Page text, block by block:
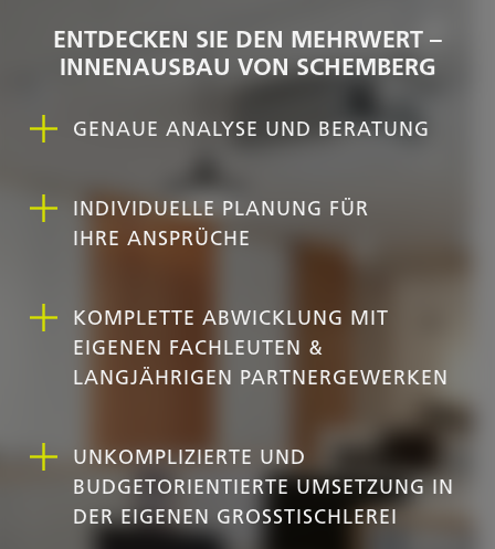
ENTDECKEN SIE DEN MEHRWERT –
INNENAUSBAU VON SCHEMBERG
GENAUE ANALYSE UND BERATUNG
INDIVIDUELLE PLANUNG FÜR
IHRE ANSPRÜCHE
KOMPLETTE ABWICKLUNG MIT
EIGENEN FACHLEUTEN &
LANGJÄHRIGEN PARTNERGEWERKEN
UNKOMPLIZIERTE UND
BUDGETORIENTIERTE UMSETZUNG IN
DER EIGENEN GROSSTISCHLEREI